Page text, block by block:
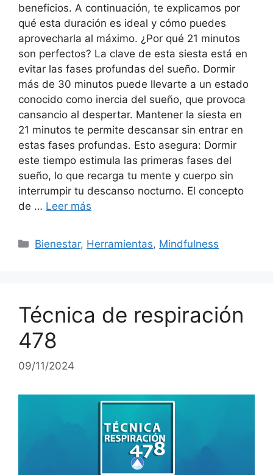
beneficios. A continuación, te explicamos por
qué esta duración es ideal y cómo puedes
aprovecharla al máximo. ¿Por qué 21 minutos
son perfectos? La clave de esta siesta está en
evitar las fases profundas del sueño. Dormir
más de 30 minutos puede llevarte a un estado
conocido como inercia del sueño, que provoca
cansancio al despertar. Mantener la siesta en
21 minutos te permite descansar sin entrar en
estas fases profundas. Esto asegura: Dormir
este tiempo estimula las primeras fases del
sueño, lo que recarga tu mente y cuerpo sin
interrumpir tu descanso nocturno. El concepto
de … Leer más
Categories
Bienestar, Herramientas, Mindfulness
Técnica de respiración
478
09/11/2024